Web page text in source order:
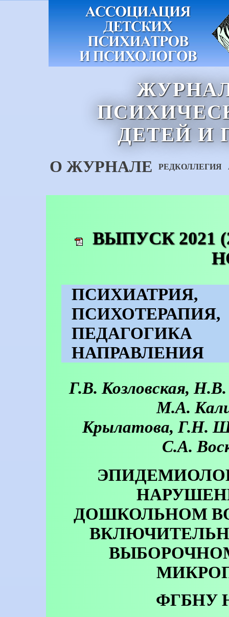
ДЕТЕЙ И
О ЖУРНАЛЕ РЕДКОЛЛЕГИЯ
ВЫПУСК 2021
НАПРАВЛЕНИЯ
Г.В. Козловская,
М.А.
Крылатова, Г.Н.
С.А.
ДОШКОЛЬНОМ
ФГБНУ